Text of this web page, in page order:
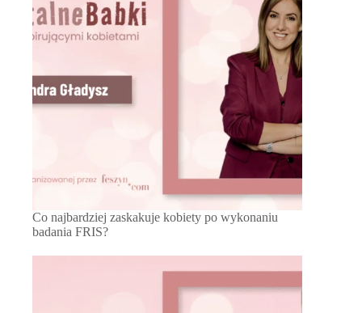
Co najbardziej zaskakuje kobiety po wykonaniu
badania FRIS?